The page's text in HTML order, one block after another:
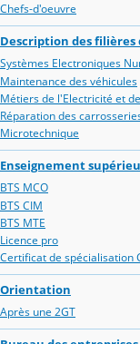
Chefs-d'oeuvre
Description des
Systèmes Electroniques
Maintenance des véhicules
Métiers de l'Electricité et
Réparation des
Microtechnique
Enseignement
BTS MCO
BTS CIM
BTS MTE
Licence pro
Certificat de spécialisation
Orientation
Après une 2GT